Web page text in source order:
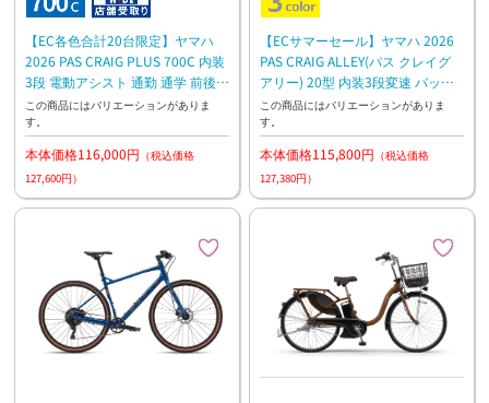
【EC各色合計20台限定】ヤマハ
2026 PAS CRAIG PLUS 700C 内装
3段 電動アシスト 通勤 通学 前後泥
よけ付き
この商品にはバリエーションがありま
す。
本体価格116,000円 （税込価格
127,600円）
【ECサマーセール】ヤマハ 2026
PAS CRAIG ALLEY(パス クレイグ
アリー) 20型 内装3段変速 バッテ
リーランプ 電動アシスト 街乗り
太タイヤ
この商品にはバリエーションがありま
す。
本体価格115,800円 （税込価格
127,380円）